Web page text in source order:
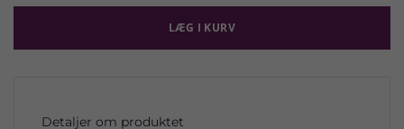
LÆG I KURV
Detaljer om produktet